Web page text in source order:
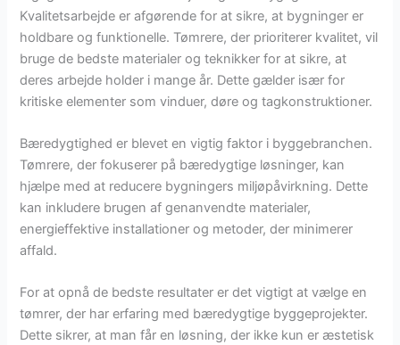
Kvalitetsarbejde er afgørende for at sikre, at bygninger er
holdbare og funktionelle. Tømrere, der prioriterer kvalitet, vil
bruge de bedste materialer og teknikker for at sikre, at
deres arbejde holder i mange år. Dette gælder især for
kritiske elementer som vinduer, døre og tagkonstruktioner.
Bæredygtighed er blevet en vigtig faktor i byggebranchen.
Tømrere, der fokuserer på bæredygtige løsninger, kan
hjælpe med at reducere bygningers miljøpåvirkning. Dette
kan inkludere brugen af genanvendte materialer,
energieffektive installationer og metoder, der minimerer
affald.
For at opnå de bedste resultater er det vigtigt at vælge en
tømrer, der har erfaring med bæredygtige byggeprojekter.
Dette sikrer, at man får en løsning, der ikke kun er æstetisk